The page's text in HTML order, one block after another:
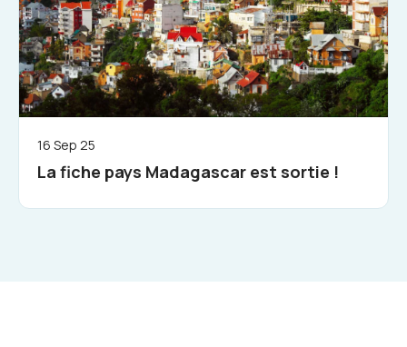
16 Sep 25
La fiche pays Madagascar est sortie !